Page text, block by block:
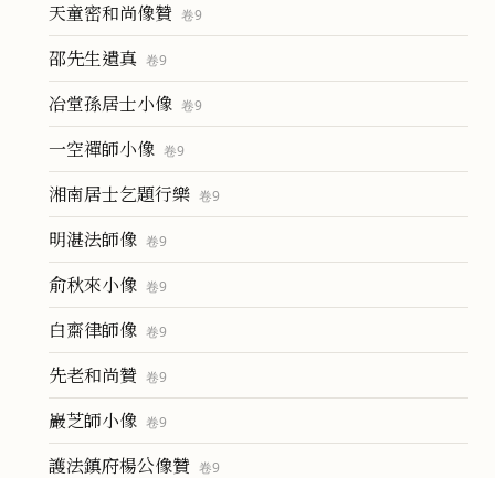
天童密和尚像贊 卷9
邵先生遺真 卷9
冶堂孫居士小像 卷9
一空禪師小像 卷9
湘南居士乞題行樂 卷9
明湛法師像 卷9
俞秋來小像 卷9
白齋律師像 卷9
先老和尚贊 卷9
巖芝師小像 卷9
護法鎮府楊公像贊 卷9